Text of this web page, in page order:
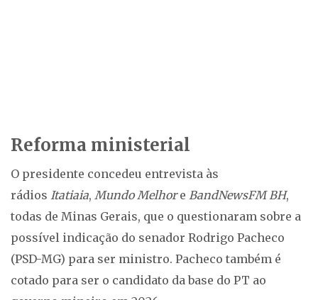
Reforma ministerial
O presidente concedeu entrevista às
rádios Itatiaia, Mundo Melhore BandNewsFM BH,
todas de Minas Gerais, que o questionaram sobre a
possível indicação do senador Rodrigo Pacheco
(PSD-MG) para ser ministro. Pacheco também é
cotado para ser o candidato da base do PT ao